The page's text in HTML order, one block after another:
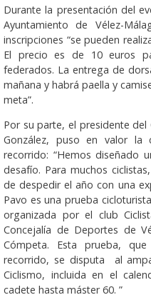
Durante la presentación del
Ayuntamiento de Vélez-
inscripciones “se pueden
El precio es de 10 euros
federados. La entrega de
mañana y habrá paella y
meta”.
Por su parte, el presidente del
González, puso en valor la
recorrido: “Hemos diseñado
desafío. Para muchos
de despedir el año con una
Pavo es una prueba
organizada por el club
Concejalía de Deportes de
Cómpeta. Esta prueba,
recorrido, se disputa al
Ciclismo, incluida en el
cadete hasta máster 60. ”